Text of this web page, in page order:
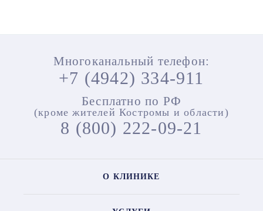
Многоканальный телефон:
+7 (4942) 334-911
Бесплатно по РФ
(кроме жителей Костромы и области)
8 (800) 222-09-21
О КЛИНИКЕ